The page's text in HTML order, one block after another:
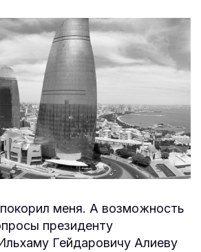
меня. А возможность
президенту
Гейдаровичу Алиеву